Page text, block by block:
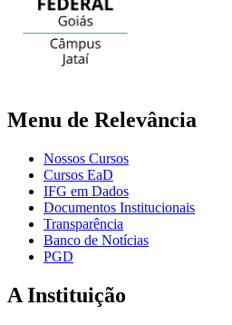
Menu de Relevância
Nossos Cursos
Cursos EaD
IFG em Dados
Documentos Institucionais
Transparência
Banco de Notícias
PGD
A Instituição